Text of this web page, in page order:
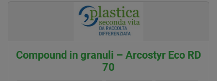
Compound in granuli – Arcostyr Eco RD
70